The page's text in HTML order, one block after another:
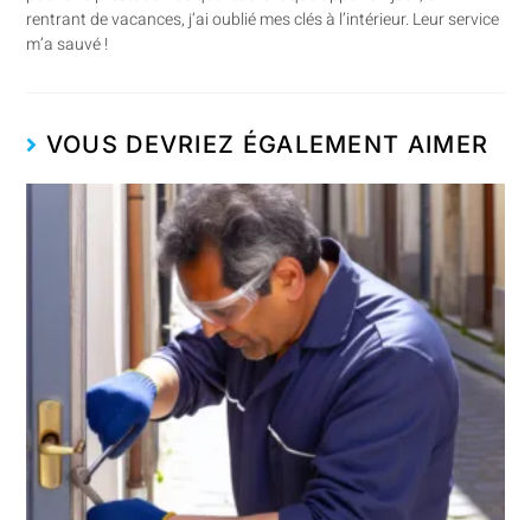
rentrant de vacances, j’ai oublié mes clés à l’intérieur. Leur service
m’a sauvé !
VOUS DEVRIEZ ÉGALEMENT AIMER